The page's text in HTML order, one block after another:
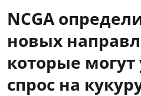
NCGA
новых
которые
спрос на